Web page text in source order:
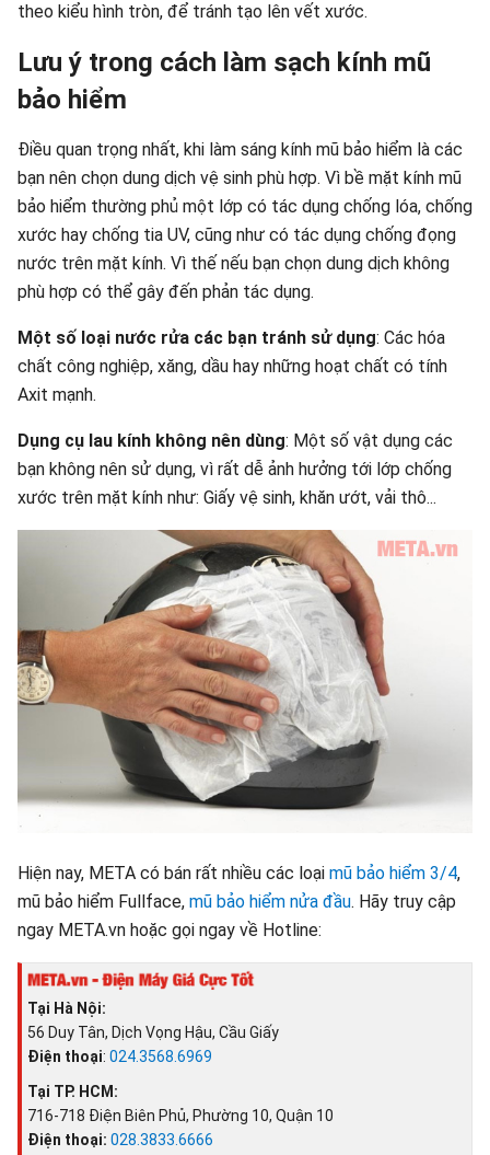
theo kiểu hình tròn, để tránh tạo lên vết xước.
Lưu ý trong cách làm sạch kính mũ
bảo hiểm
Điều quan trọng nhất, khi làm sáng kính mũ bảo hiểm là các
bạn nên chọn dung dịch vệ sinh phù hợp. Vì bề mặt kính mũ
bảo hiểm thường phủ một lớp có tác dụng chống lóa, chống
xước hay chống tia UV, cũng như có tác dụng chống đọng
nước trên mặt kính. Vì thế nếu bạn chọn dung dịch không
phù hợp có thể gây đến phản tác dụng.
Một số loại nước rửa các bạn tránh sử dụng: Các hóa
chất công nghiệp, xăng, dầu hay những hoạt chất có tính
Axit mạnh.
Dụng cụ lau kính không nên dùng: Một số vật dụng các
bạn không nên sử dụng, vì rất dễ ảnh hưởng tới lớp chống
xước trên mặt kính như: Giấy vệ sinh, khăn ướt, vải thô...
Hiện nay, META có bán rất nhiều các loại mũ bảo hiểm 3/4,
mũ bảo hiểm Fullface, mũ bảo hiểm nửa đầu. Hãy truy cập
ngay META.vn hoặc gọi ngay về Hotline:
Tại Hà Nội:
56 Duy Tân, Dịch Vọng Hậu, Cầu Giấy
Điện thoại: 024.3568.6969
Tại TP. HCM:
716-718 Điện Biên Phủ, Phường 10, Quận 10
Điện thoại: 028.3833.6666